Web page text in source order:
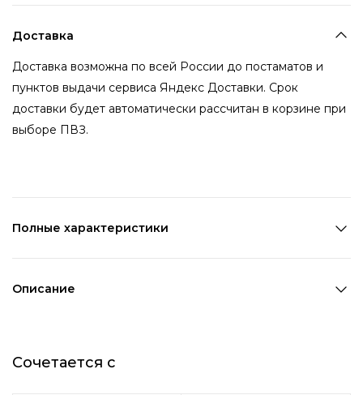
Доставка
Доставка возможна по всей России до постаматов и
пунктов выдачи сервиса Яндекс Доставки. Срок
доставки будет автоматически рассчитан в корзине при
выборе ПВЗ.
Полные характеристики
Возраст:Взрослый
Описание
дизайном, широкое
Сочетается с